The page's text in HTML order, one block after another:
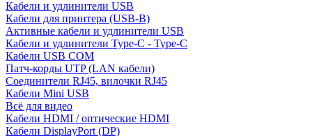
Кабели и удлинители USB
Кабели для принтера (USB-B)
Активные кабели и удлинители USB
Кабели и удлинители Type-C - Type-C
Кабели USB COM
Патч-корды UTP (LAN кабели)
Соединители RJ45, вилочки RJ45
Кабели Mini USB
Всё для видео
Кабели HDMI / оптические HDMI
Кабели DisplayPort (DP)